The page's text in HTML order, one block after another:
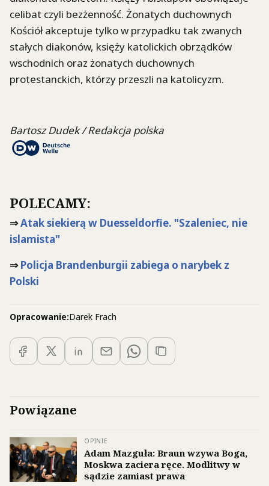
celibat czyli bezżenność. Żonatych duchownych
Kościół akceptuje tylko w przypadku tak zwanych
stałych diakonów, księży katolickich obrządków
wschodnich oraz żonatych duchownych
protestanckich, którzy przeszli na katolicyzm.
Bartosz Dudek / Redakcja polska
POLECAMY:
⇒Atak siekierą w Duesseldorfie. "Szaleniec, nie
islamista"
⇒ Policja Brandenburgii zabiega o narybek z
Polski
Opracowanie:Darek Frach
Powiązane
OPINIE
Adam Mazguła: Braun wzywa Boga,
Moskwa zaciera ręce. Modlitwy w
sądzie zamiast prawa